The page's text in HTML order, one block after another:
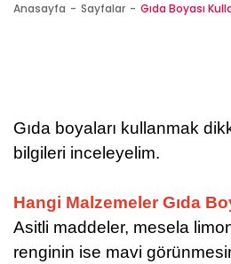
Anasayfa Sayfalar Gıda Boyası
Gıda boyaları kullanmak
bilgileri inceleyelim.
Hangi Malzemeler Gıda
Asitli maddeler, mesela
renginin ise mavi